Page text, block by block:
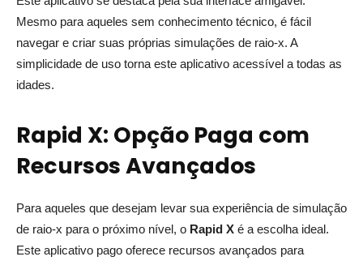
Mesmo para aqueles sem conhecimento técnico, é fácil
navegar e criar suas próprias simulações de raio-x. A
simplicidade de uso torna este aplicativo acessível a todas as
idades.
Rapid X: Opção Paga com
Recursos Avançados
Para aqueles que desejam levar sua experiência de simulação
de raio-x para o próximo nível, o Rapid X é a escolha ideal.
Este aplicativo pago oferece recursos avançados para